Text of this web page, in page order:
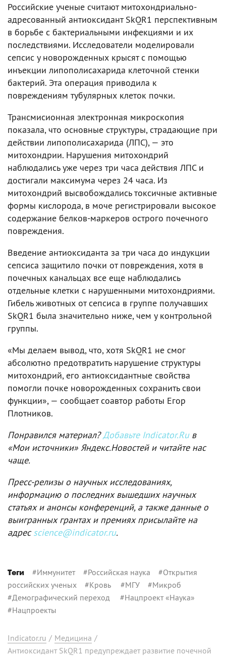
Российские ученые считают митохондриально-
адресованный антиоксидант SkQR1 перспективным
в борьбе с бактериальными инфекциями и их
последствиями. Исследователи моделировали
сепсис у новорожденных крысят с помощью
инъекции липополисахарида клеточной стенки
бактерий. Эта операция приводила к
повреждениям тубулярных клеток почки.
Трансмисионная электронная микроскопия
показала, что основные структуры, страдающие при
действии липополисахарида (ЛПС), — это
митохондрии. Нарушения митохондрий
наблюдались уже через три часа действия ЛПС и
достигали максимума через 24 часа. Из
митохондрий высвобождались токсичные активные
формы кислорода, в моче регистрировали высокое
содержание белков-маркеров острого почечного
повреждения.
Введение антиоксиданта за три часа до индукции
сепсиса защитило почки от повреждения, хотя в
почечных канальцах все еще наблюдались
отдельные клетки с нарушенными митохондриями.
Гибель животных от сепсиса в группе получавших
SkQR1 была значительно ниже, чем у контрольной
группы.
«Мы делаем вывод, что, хотя SkQR1 не смог
абсолютно предотвратить нарушение структуры
митохондрий, его антиоксидантные свойства
помогли почке новорожденных сохранить свои
функции», — сообщает соавтор работы Егор
Плотников.
Понравился материал?Добавьте Indicator.Ruв
«Мои источники» Яндекс.Новостей и читайте нас
чаще.
Пресс-релизы о научных исследованиях,
информацию о последних вышедших научных
статьях и анонсы конференций, а также данные о
выигранных грантах и премиях присылайте на
адресscience@indicator.ru.
Теги #Иммунитет#Российская наука #Открытия
российских ученых #Кровь #МГУ #Микроб
#Демографический переход #Нацпроект «Наука»
#Нацпроекты
Indicator.ru / Медицина /
Антиоксидант SkQR1 предупреждает развитие почечной